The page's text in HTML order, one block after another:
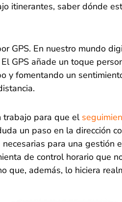
itinerantes, saber dónde
GPS. En nuestro mundo
GPS añade un toque
y fomentando un
trabajo para que el
un paso en la dirección
para una gestión
de control horario que
que, además, lo hiciera